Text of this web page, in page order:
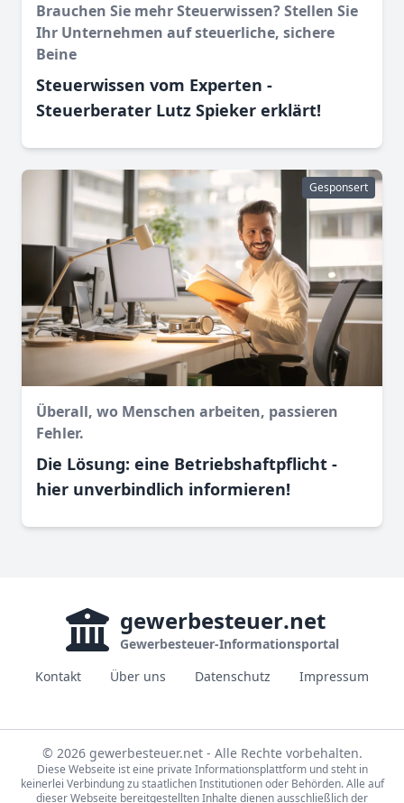
Brauchen Sie mehr Steuerwissen? Stellen Sie
Ihr Unternehmen auf steuerliche, sichere
Beine
Steuerwissen vom Experten -
Steuerberater Lutz Spieker erklärt!
Gesponsert
Überall, wo Menschen arbeiten, passieren
Fehler.
Die Lösung: eine Betriebshaftpflicht -
hier unverbindlich informieren!
gewerbesteuer.net
Gewerbesteuer-Informationsportal
Kontakt
Über uns Datenschutz Impressum
© 2026 gewerbesteuer.net - Alle Rechte vorbehalten.
Diese Webseite ist eine private Informationsplattform und steht in
keinerlei Verbindung zu staatlichen Institutionen oder Behörden. Alle auf
dieser Webseite bereitgestellten Inhalte dienen ausschließlich der